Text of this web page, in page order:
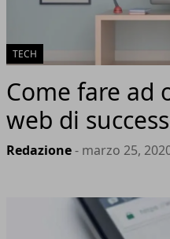
TECH
Come fare ad
web di
Redazione- marzo 25,